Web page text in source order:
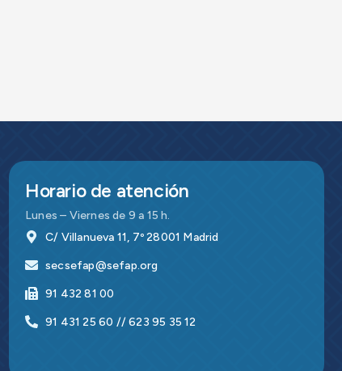
Horario de atención
Lunes – Viernes de 9 a 15 h.
C/ Villanueva 11, 7º 28001 Madrid
secsefap@sefap.org
91 432 81 00
91 431 25 60 // 623 95 35 12